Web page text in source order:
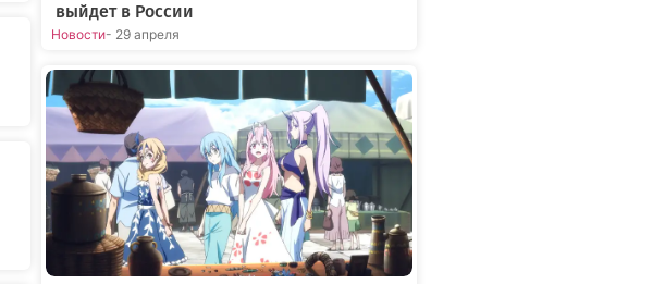
выйдет в России
Новости- 29 апреля